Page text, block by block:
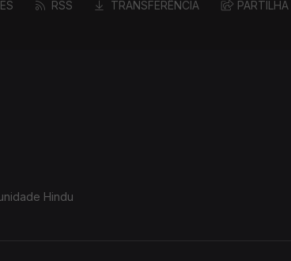
RSS TRANSFERÊNCIA PARTILHA
Hindu